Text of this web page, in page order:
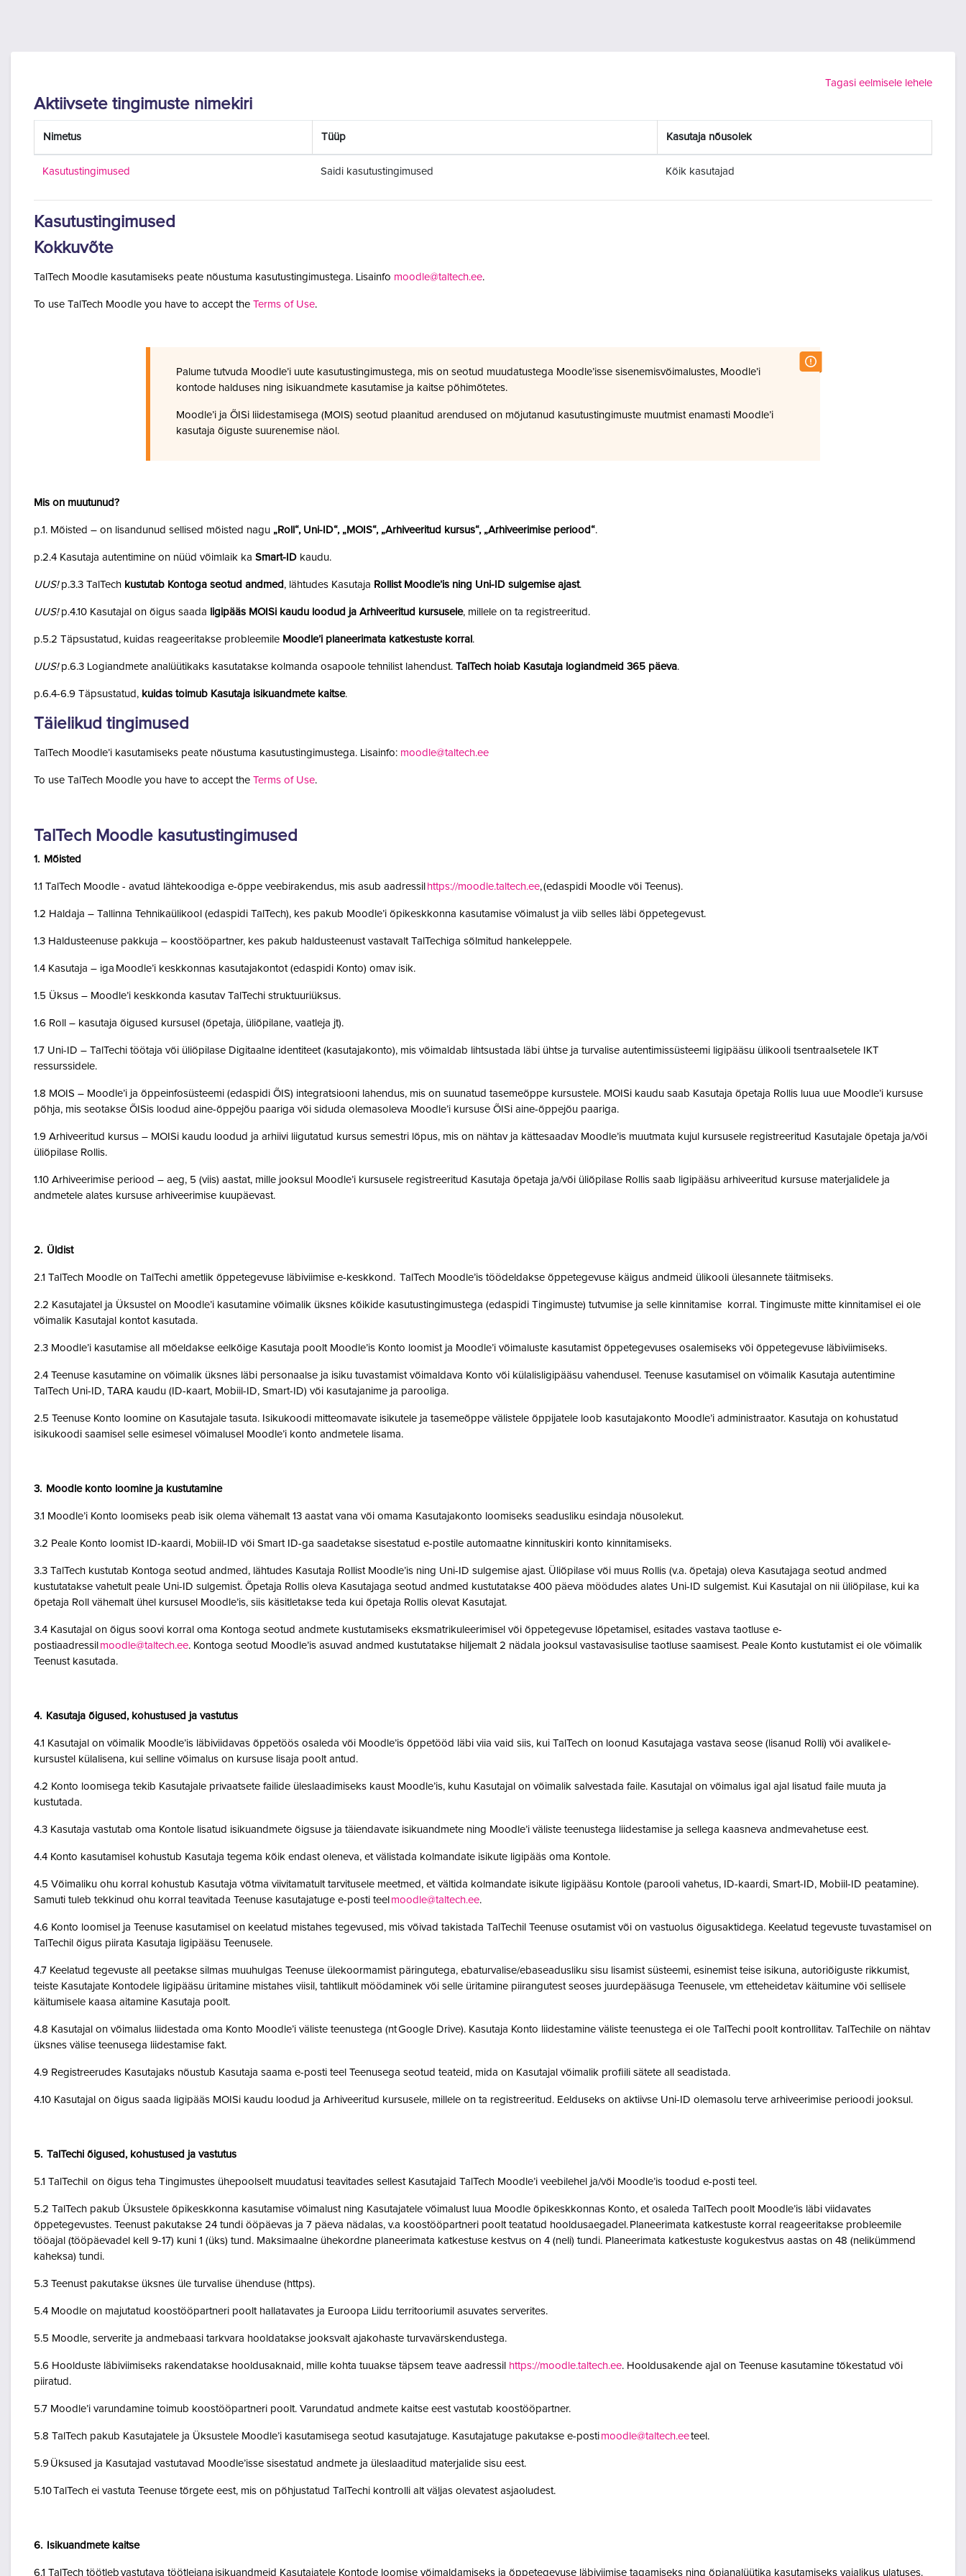
Tagasi eelmisele lehele
Aktiivsete tingimuste nimekiri
Nimetus Tüüp Kasutaja nõusolek
Kasutustingimused Saidi kasutustingimused Kõik kasutajad
Kasutustingimused
Kokkuvõte
TalTech Moodle kasutamiseks peate nõustuma kasutustingimustega. Lisainfo moodle@taltech.ee.
To use TalTech Moodle you have to accept the Terms of Use.
Palume tutvuda Moodle’i uute kasutustingimustega, mis on seotud muudatustega Moodle’isse sisenemisvõimalustes, Moodle’i
kontode halduses ning isikuandmete kasutamise ja kaitse põhimõtetes.
Moodle’i ja ÕISi liidestamisega (MOIS) seotud plaanitud arendused on mõjutanud kasutustingimuste muutmist enamasti Moodle’i
kasutaja õiguste suurenemise näol.
Mis on muutunud?
p.1. Mõisted – on lisandunud sellised mõisted nagu „Roll“, Uni-ID“, „MOIS“, „Arhiveeritud kursus“, „Arhiveerimise periood“.
p.2.4 Kasutaja autentimine on nüüd võimlaik ka Smart-ID kaudu.
UUS!p.3.3 TalTech kustutab Kontoga seotud andmed , lähtudes Kasutaja Rollist Moodle’is ning Uni-ID sulgemise ajast.
UUS!p.4.10 Kasutajal on õigus saada ligipääs MOISi kaudu loodud ja Arhiveeritud kursusele, millele on ta registreeritud.
p.5.2 Täpsustatud, kuidas reageeritakse probleemile Moodle’i planeerimata katkestuste korral .
UUS!p.6.3 Logiandmete analüütikaks kasutatakse kolmanda osapoole tehnilist lahendust. TalTech hoiab Kasutaja logiandmeid 365 päeva.
p.6.4-6.9 Täpsustatud, kuidas toimub Kasutaja isikuandmete kaitse.
Täielikud tingimused
TalTech Moodle’i kasutamiseks peate nõustuma kasutustingimustega. Lisainfo: moodle@taltech.ee
To use TalTech Moodle you have to accept the Terms of Use.
TalTech Moodle kasutustingimused
1. Mõisted
1.1 TalTech Moodle - avatud lähtekoodiga e-õppe veebirakendus, mis asub aadressil https://moodle.taltech.ee, (edaspidi Moodle või Teenus).
1.2 Haldaja – Tallinna Tehnikaülikool (edaspidi TalTech), kes pakub Moodle’i õpikeskkonna kasutamise võimalust ja viib selles läbi õppetegevust.
1.3 Haldusteenuse pakkuja – koostööpartner, kes pakub haldusteenust vastavalt TalTechiga sõlmitud hankeleppele.
1.4 Kasutaja – iga Moodle’i keskkonnas kasutajakontot (edaspidi Konto) omav isik.
1.5 Üksus – Moodle’i keskkonda kasutav TalTechi struktuuriüksus.
1.6 Roll – kasutaja õigused kursusel (õpetaja, üliõpilane, vaatleja jt).
1.7 Uni-ID – TalTechi töötaja või üliõpilase Digitaalne identiteet (kasutajakonto), mis võimaldab lihtsustada läbi ühtse ja turvalise autentimissüsteemi ligipääsu ülikooli tsentraalsetele IKT
ressurssidele.
1.8 MOIS – Moodle’i ja õppeinfosüsteemi (edaspidi ÕIS) integratsiooni lahendus, mis on suunatud tasemeõppe kursustele. MOISi kaudu saab Kasutaja õpetaja Rollis luua uue Moodle’i kursuse
põhja, mis seotakse ÕISis loodud aine-õppejõu paariga või siduda olemasoleva Moodle’i kursuse ÕISi aine-õppejõu paariga.
1.9 Arhiveeritud kursus – MOISi kaudu loodud ja arhiivi liigutatud kursus semestri lõpus, mis on nähtav ja kättesaadav Moodle’is muutmata kujul kursusele registreeritud Kasutajale õpetaja ja/või
üliõpilase Rollis.
1.10 Arhiveerimise periood – aeg, 5 (viis) aastat, mille jooksul Moodle’i kursusele registreeritud Kasutaja õpetaja ja/või üliõpilase Rollis saab ligipääsu arhiveeritud kursuse materjalidele ja
andmetele alates kursuse arhiveerimise kuupäevast.
2. Üldist
2.1 TalTech Moodle on TalTechi ametlik õppetegevuse läbiviimise e-keskkond. TalTech Moodle’is töödeldakse õppetegevuse käigus andmeid ülikooli ülesannete täitmiseks.
2.2 Kasutajatel ja Üksustel on Moodle’i kasutamine võimalik üksnes kõikide kasutustingimustega (edaspidi Tingimuste) tutvumise ja selle kinnitamise korral. Tingimuste mitte kinnitamisel ei ole
võimalik Kasutajal kontot kasutada.
2.3 Moodle’i kasutamise all mõeldakse eelkõige Kasutaja poolt Moodle’is Konto loomist ja Moodle’i võimaluste kasutamist õppetegevuses osalemiseks või õppetegevuse läbiviimiseks.
2.4 Teenuse kasutamine on võimalik üksnes läbi personaalse ja isiku tuvastamist võimaldava Konto või külalisligipääsu vahendusel. Teenuse kasutamisel on võimalik Kasutaja autentimine
TalTech Uni-ID, TARA kaudu (ID-kaart, Mobiil-ID, Smart-ID) või kasutajanime ja parooliga.
2.5 Teenuse Konto loomine on Kasutajale tasuta. Isikukoodi mitteomavate isikutele ja tasemeõppe välistele õppijatele loob kasutajakonto Moodle’i administraator. Kasutaja on kohustatud
isikukoodi saamisel selle esimesel võimalusel Moodle’i konto andmetele lisama.
3. Moodle konto loomine ja kustutamine
3.1 Moodle’i Konto loomiseks peab isik olema vähemalt 13 aastat vana või omama Kasutajakonto loomiseks seadusliku esindaja nõusolekut.
3.2 Peale Konto loomist ID-kaardi, Mobiil-ID või Smart ID-ga saadetakse sisestatud e-postile automaatne kinnituskiri konto kinnitamiseks.
3.3 TalTech kustutab Kontoga seotud andmed, lähtudes Kasutaja Rollist Moodle’is ning Uni-ID sulgemise ajast. Üliõpilase või muus Rollis (v.a. õpetaja) oleva Kasutajaga seotud andmed
kustutatakse vahetult peale Uni-ID sulgemist. Õpetaja Rollis oleva Kasutajaga seotud andmed kustutatakse 400 päeva möödudes alates Uni-ID sulgemist. Kui Kasutajal on nii üliõpilase, kui ka
õpetaja Roll vähemalt ühel kursusel Moodle’is, siis käsitletakse teda kui õpetaja Rollis olevat Kasutajat.
3.4 Kasutajal on õigus soovi korral oma Kontoga seotud andmete kustutamiseks eksmatrikuleerimisel või õppetegevuse lõpetamisel, esitades vastava taotluse e-
postiaadressil moodle@taltech.ee. Kontoga seotud Moodle’is asuvad andmed kustutatakse hiljemalt 2 nädala jooksul vastavasisulise taotluse saamisest. Peale Konto kustutamist ei ole võimalik
Teenust kasutada.
4. Kasutaja õigused, kohustused ja vastutus
4.1 Kasutajal on võimalik Moodle’is läbiviidavas õppetöös osaleda või Moodle’is õppetööd läbi viia vaid siis, kui TalTech on loonud Kasutajaga vastava seose (lisanud Rolli) või avalikel e-
kursustel külalisena, kui selline võimalus on kursuse lisaja poolt antud.
4.2 Konto loomisega tekib Kasutajale privaatsete failide üleslaadimiseks kaust Moodle’is, kuhu Kasutajal on võimalik salvestada faile. Kasutajal on võimalus igal ajal lisatud faile muuta ja
kustutada.
4.3 Kasutaja vastutab oma Kontole lisatud isikuandmete õigsuse ja täiendavate isikuandmete ning Moodle’i väliste teenustega liidestamise ja sellega kaasneva andmevahetuse eest.
4.4 Konto kasutamisel kohustub Kasutaja tegema kõik endast oleneva, et välistada kolmandate isikute ligipääs oma Kontole.
4.5 Võimaliku ohu korral kohustub Kasutaja võtma viivitamatult tarvitusele meetmed, et vältida kolmandate isikute ligipääsu Kontole (parooli vahetus, ID-kaardi, Smart-ID, Mobiil-ID peatamine).
Samuti tuleb tekkinud ohu korral teavitada Teenuse kasutajatuge e-posti teel moodle@taltech.ee.
4.6 Konto loomisel ja Teenuse kasutamisel on keelatud mistahes tegevused, mis võivad takistada TalTechil Teenuse osutamist või on vastuolus õigusaktidega. Keelatud tegevuste tuvastamisel on
TalTechil õigus piirata Kasutaja ligipääsu Teenusele.
4.7 Keelatud tegevuste all peetakse silmas muuhulgas Teenuse ülekoormamist päringutega, ebaturvalise/ebaseadusliku sisu lisamist süsteemi, esinemist teise isikuna, autoriõiguste rikkumist,
teiste Kasutajate Kontodele ligipääsu üritamine mistahes viisil, tahtlikult möödaminek või selle üritamine piirangutest seoses juurdepääsuga Teenusele, vm etteheidetav käitumine või sellisele
käitumisele kaasa aitamine Kasutaja poolt.
4.8 Kasutajal on võimalus liidestada oma Konto Moodle’i väliste teenustega (nt Google Drive). Kasutaja Konto liidestamine väliste teenustega ei ole TalTechi poolt kontrollitav. TalTechile on nähtav
üksnes välise teenusega liidestamise fakt.
4.9 Registreerudes Kasutajaks nõustub Kasutaja saama e-posti teel Teenusega seotud teateid, mida on Kasutajal võimalik profiili sätete all seadistada.
4.10 Kasutajal on õigus saada ligipääs MOISi kaudu loodud ja Arhiveeritud kursusele, millele on ta registreeritud. Eelduseks on aktiivse Uni-ID olemasolu terve arhiveerimise perioodi jooksul.
5. TalTechi õigused, kohustused ja vastutus
5.1 TalTechil on õigus teha Tingimustes ühepoolselt muudatusi teavitades sellest Kasutajaid TalTech Moodle’i veebilehel ja/või Moodle’is toodud e-posti teel.
5.2 TalTech pakub Üksustele õpikeskkonna kasutamise võimalust ning Kasutajatele võimalust luua Moodle õpikeskkonnas Konto, et osaleda TalTech poolt Moodle’is läbi viidavates
õppetegevustes. Teenust pakutakse 24 tundi ööpäevas ja 7 päeva nädalas, v.a koostööpartneri poolt teatatud hooldusaegadel. Planeerimata katkestuste korral reageeritakse probleemile
tööajal (tööpäevadel kell 9-17) kuni 1 (üks) tund. Maksimaalne ühekordne planeerimata katkestuse kestvus on 4 (neli) tundi. Planeerimata katkestuste kogukestvus aastas on 48 (nelikümmend
kaheksa) tundi.
5.3 Teenust pakutakse üksnes üle turvalise ühenduse (https).
5.4 Moodle on majutatud koostööpartneri poolt hallatavates ja Euroopa Liidu territooriumil asuvates serverites.
5.5 Moodle, serverite ja andmebaasi tarkvara hooldatakse jooksvalt ajakohaste turvavärskendustega.
5.6 Hoolduste läbiviimiseks rakendatakse hooldusaknaid, mille kohta tuuakse täpsem teave aadressil https://moodle.taltech.ee. Hooldusakende ajal on Teenuse kasutamine tõkestatud või
piiratud.
5.7 Moodle’i varundamine toimub koostööpartneri poolt. Varundatud andmete kaitse eest vastutab koostööpartner.
5.8 TalTech pakub Kasutajatele ja Üksustele Moodle’i kasutamisega seotud kasutajatuge. Kasutajatuge pakutakse e-posti moodle@taltech.eeteel.
5.9 Üksused ja Kasutajad vastutavad Moodle’isse sisestatud andmete ja üleslaaditud materjalide sisu eest.
5.10 TalTech ei vastuta Teenuse tõrgete eest, mis on põhjustatud TalTechi kontrolli alt väljas olevatest asjaoludest.
6. Isikuandmete kaitse
6.1 TalTech töötleb vastutava töötlejana isikuandmeid Kasutajatele Kontode loomise võimaldamiseks ja õppetegevuse läbiviimise tagamiseks ning õpianalüütika kasutamiseks vajalikus ulatuses.